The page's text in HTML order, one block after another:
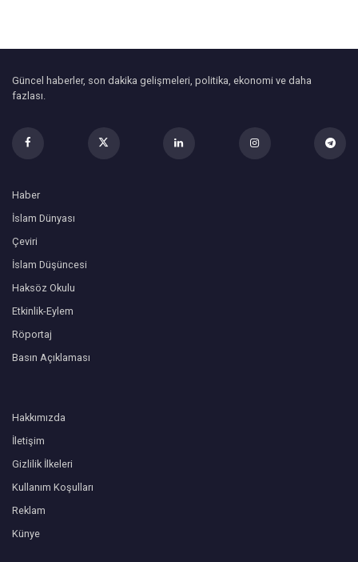
Güncel haberler, son dakika gelişmeleri, politika, ekonomi ve daha
fazlası.
Haber
İslam Dünyası
Çeviri
İslam Düşüncesi
Haksöz Okulu
Etkinlik-Eylem
Röportaj
Basın Açıklaması
Hakkımızda
İletişim
Gizlilik İlkeleri
Kullanım Koşulları
Reklam
Künye